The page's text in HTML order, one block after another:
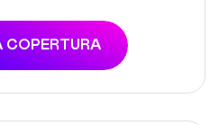
COPERTURA